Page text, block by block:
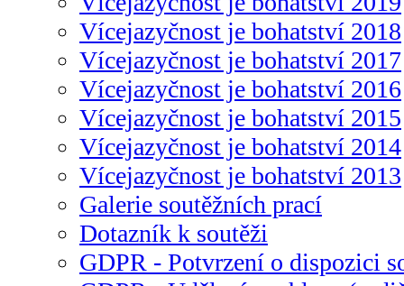
Vícejazyčnost je bohatství 2018
Vícejazyčnost je bohatství 2017
Vícejazyčnost je bohatství 2016
Vícejazyčnost je bohatství 2015
Vícejazyčnost je bohatství 2014
Vícejazyčnost je bohatství 2013
Galerie soutěžních prací
Dotazník k soutěži
GDPR - Potvrzení o dispozici